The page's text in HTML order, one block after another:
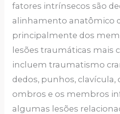
fatores intrínsecos são
alinhamento anatômico
principalmente dos
lesões traumáticas mais
incluem traumatismo
dedos, punhos, clavícula,
ombros e os membros
algumas lesões